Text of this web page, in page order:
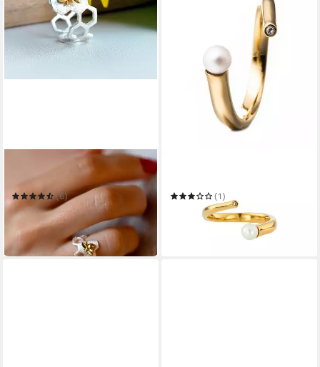
Silberring "Fleißige Biene"
(6)
78,90 €
in 5-6 Werktagen bei dir
(1)
44,90 € UVP59,90 €
in 3-4 Werktagen bei dir